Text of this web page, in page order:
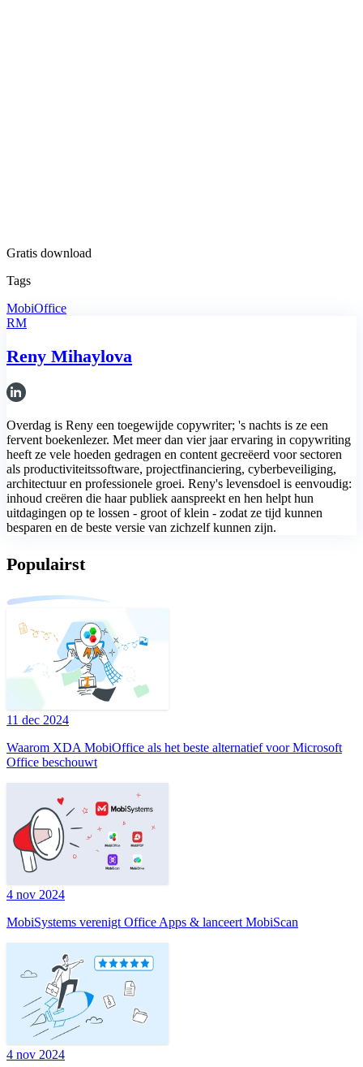
Gratis download
Tags
MobiOffice
RM
Reny Mihaylova
Overdag is Reny een toegewijde copywriter; 's nachts is ze een
fervent boekenlezer. Met meer dan vier jaar ervaring in copywriting
heeft ze vele hoeden gedragen en content gecreëerd voor sectoren
als productiviteitssoftware, projectfinanciering, cyberbeveiliging,
architectuur en professionele groei. Reny's levensdoel is eenvoudig:
inhoud creëren die haar publiek aanspreekt en hen helpt hun
uitdagingen op te lossen - groot of klein - zodat ze tijd kunnen
besparen en de beste versie van zichzelf kunnen zijn.
Populairst
11 dec 2024
Waarom XDA MobiOffice als het beste alternatief voor Microsoft
Office beschouwt
4 nov 2024
MobiSystems verenigt Office Apps & lanceert MobiScan
4 nov 2024